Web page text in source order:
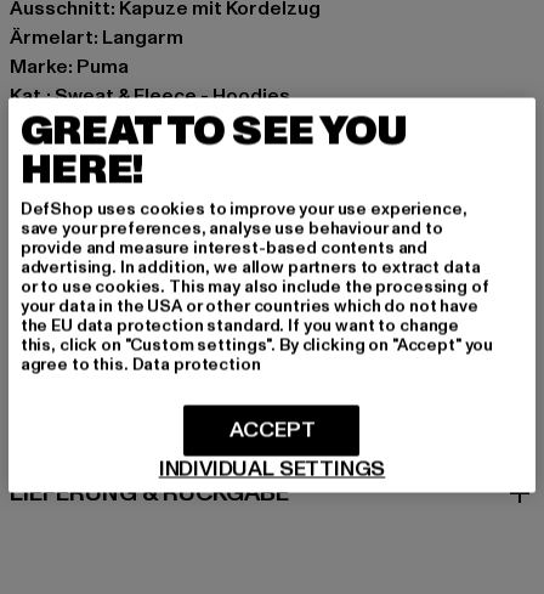
Ausschnitt: Kapuze mit Kordelzug
Ärmelart: Langarm
Marke: Puma
Kat.: Sweat & Fleece - Hoodies
Farbe: grau
Hersteller Farbe: lightgrey heather
Materialzusammensetzung: 100% Baumwolle
Art.Nr: 536114-05368
Hersteller: PUMA Europe GmbH |service@puma.com
PUMA Way 1 | 91074 Herzogenaurach | DE
GRÖSSE & PASSFORM
LIEFERUNG & RÜCKGABE
GREAT TO SEE YOU
HERE!
DefShop uses cookies to improve your use experience,
save your preferences, analyse use behaviour and to
provide and measure interest-based contents and
advertising. In addition, we allow partners to extract data
or to use cookies. This may also include the processing of
your data in the USA or other countries which do not have
the EU data protection standard. If you want to change
this, click on "Custom settings". By clicking on "Accept" you
agree to this. Data protection
INDIVIDUAL SETTINGS
ACCEPT